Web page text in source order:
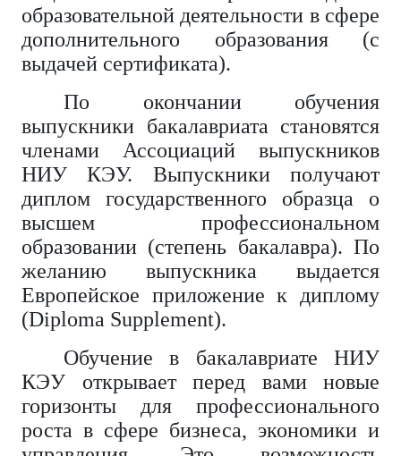
образовательной деятельности в сфере
дополнительного образования (с
выдачей сертификата).
По окончании обучения
выпускники бакалавриата становятся
членами Ассоциаций выпускников
НИУ КЭУ. Выпускники получают
диплом государственного образца о
высшем профессиональном
образовании (степень бакалавра). По
желанию выпускника выдается
Европейское приложение к диплому
(Diploma Supplement).
Обучение в бакалавриате НИУ
КЭУ открывает перед вами новые
горизонты для профессионального
роста в сфере бизнеса, экономики и